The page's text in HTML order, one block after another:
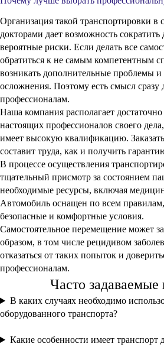
отказаться от таких попыток и
профессионалам.
Часто
В каких случаях необходимо
оборудованного транспорта?
Какие особенности имеет транспорт
Какие услуги оказывает бригада при
Как подготовиться к приезду
Правильная подготовка – залог
Если нужно экстренно доставить
особенная подготовка не проводится.
транспортировкой на протяжении
рекомендовано производить замеры
пульса. Также стоит с ним
необходима данная услуга и как именно
Отдельное внимание уделяется сбору
врачебных заключений, анализов и
также подготовить личные документы,
собрать вещи. Еще необходимо
места назначения.